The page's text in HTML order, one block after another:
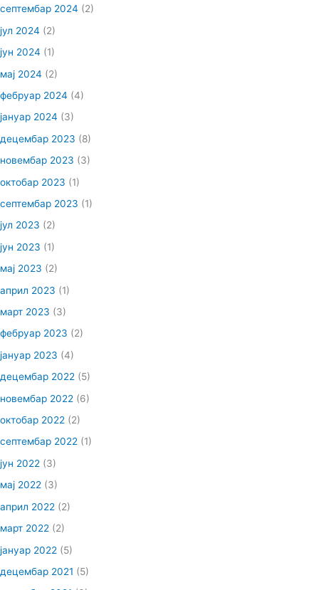
септембар 2024 (2)
јул 2024 (2)
јун 2024 (1)
мај 2024 (2)
фебруар 2024 (4)
јануар 2024 (3)
децембар 2023 (8)
новембар 2023 (3)
октобар 2023 (1)
септембар 2023 (1)
јул 2023 (2)
јун 2023 (1)
мај 2023 (2)
април 2023 (1)
март 2023 (3)
фебруар 2023 (2)
јануар 2023 (4)
децембар 2022 (5)
новембар 2022 (6)
октобар 2022 (2)
септембар 2022 (1)
јун 2022 (3)
мај 2022 (3)
април 2022 (2)
март 2022 (2)
јануар 2022 (5)
децембар 2021 (5)